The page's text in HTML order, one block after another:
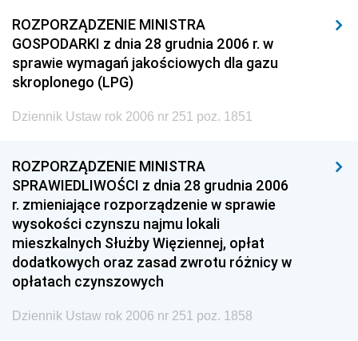
ROZPORZĄDZENIE MINISTRA
GOSPODARKI z dnia 28 grudnia 2006 r. w
sprawie wymagań jakościowych dla gazu
skroplonego (LPG)
Dziennik Ustaw rok 2006 nr 251 poz. 1851
ROZPORZĄDZENIE MINISTRA
SPRAWIEDLIWOŚCI z dnia 28 grudnia 2006
r. zmieniające rozporządzenie w sprawie
wysokości czynszu najmu lokali
mieszkalnych Służby Więziennej, opłat
dodatkowych oraz zasad zwrotu różnicy w
opłatach czynszowych
Dziennik Ustaw rok 2006 nr 251 poz. 1858